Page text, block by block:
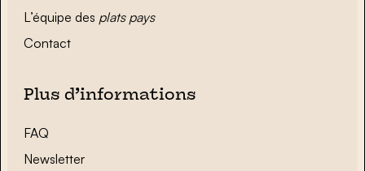
L’équipe des plats pays
Contact
Plus d’informations
FAQ
Newsletter